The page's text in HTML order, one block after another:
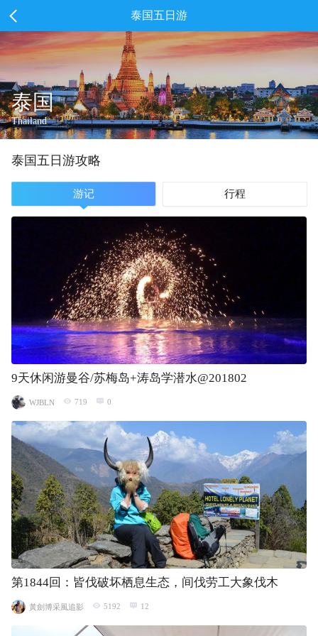
泰国五日游
泰国
Thailand
泰国五 日游攻略
游记 行程
9天休闲游曼谷/苏梅岛+涛岛学潜水@201802
WJBLN 719 0
第1844回：皆伐破坏栖息生态，间伐劳工大象伐木
黃劍博采風追影 5192 12